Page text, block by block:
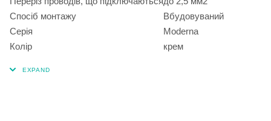
Спосіб монтажу
Вбудовуваний
Серія
Moderna
Колір
крем